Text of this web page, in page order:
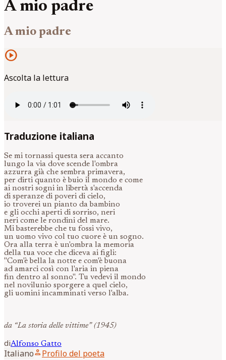
A mio padre
A mio padre
play_circle
Ascolta la lettura
Traduzione italiana
Se mi tornassi questa sera accanto
lungo la via dove scende l'ombra
azzurra già che sembra primavera,
per dirti quanto è buio il mondo e come
ai nostri sogni in libertà s'accenda
di speranze di poveri di cielo,
io troverei un pianto da bambino
e gli occhi aperti di sorriso, neri
neri come le rondini del mare.
Mi basterebbe che tu fossi vivo,
un uomo vivo col tuo cuore è un sogno.
Ora alla terra è un'ombra la memoria
della tua voce che diceva ai figli:
"Com'è bella la notte e com'è buona
ad amarci così con l'aria in piena
fin dentro al sonno". Tu vedevi il mondo
nel novilunio sporgere a quel cielo,
gli uomini incamminati verso l'alba.
da “La storia delle vittime” (1945)
diAlfonso Gatto
Italianoperson Profilo del poeta